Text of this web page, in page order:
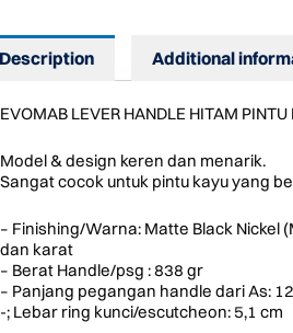
Description Additional
EVOMAB LEVER HANDLE HITAM
Model & design keren dan menarik.
Sangat cocok untuk pintu kayu yang
– Finishing/Warna: Matte Black Nickel
dan karat
– Berat Handle/psg : 838 gr
– Panjang pegangan handle dari As:
-; Lebar ring kunci/escutcheon: 5,1 cm